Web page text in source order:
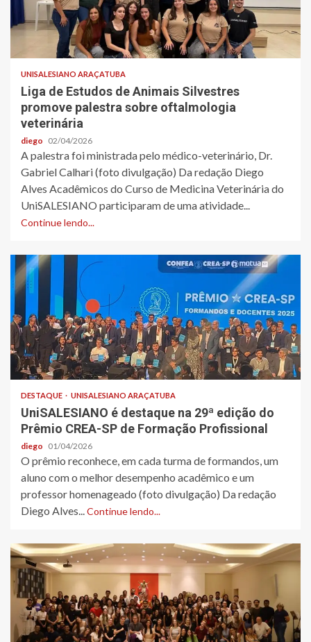
UNISALESIANO ARAÇATUBA
Liga de Estudos de Animais Silvestres
promove palestra sobre oftalmologia
veterinária
diego 02/04/2026
A palestra foi ministrada pelo médico-veterinário, Dr.
Gabriel Calhari (foto divulgação) Da redação Diego
Alves Acadêmicos do Curso de Medicina Veterinária do
UniSALESIANO participaram de uma atividade...
Continue lendo...
DESTAQUE UNISALESIANO ARAÇATUBA
UniSALESIANO é destaque na 29ª edição do
Prêmio CREA-SP de Formação Profissional
diego 01/04/2026
O prêmio reconhece, em cada turma de formandos, um
aluno com o melhor desempenho acadêmico e um
professor homenageado (foto divulgação) Da redação
Diego Alves...Continue lendo...